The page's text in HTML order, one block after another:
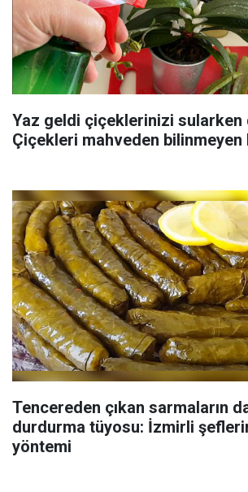
Yaz geldi çiçeklerinizi sularken
Çiçekleri mahveden bilinmeyen
Tencereden çıkan sarmaların
durdurma tüyosu: İzmirli
yöntemi